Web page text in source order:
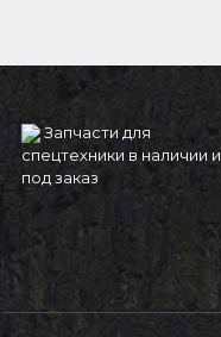
Запчасти для
спецтехники в наличии и
под заказ